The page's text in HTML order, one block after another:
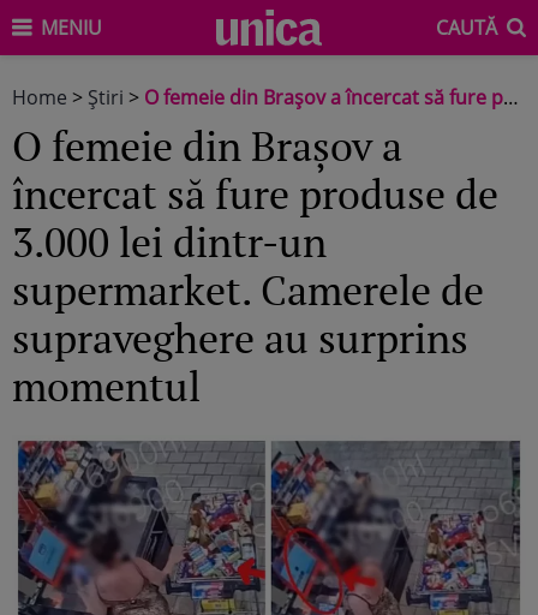
MENIU CAUTĂ
Home > Știri > O femeie din Brașov a încercat să fure produse de 3.000 lei dintr-un supermarket. Camerele de supraveghere au surprins momentul
O femeie din Brașov a
încercat să fure produse de
3.000 lei dintr-un
supermarket. Camerele de
supraveghere au surprins
momentul